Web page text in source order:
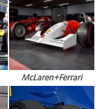
McLaren+Ferrari